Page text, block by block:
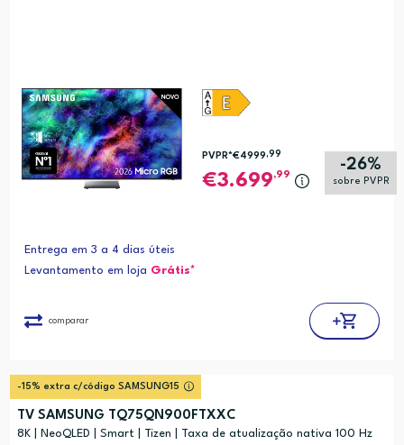
-26%
sobre PVPR
PVPR*€4999,99
3.699,99
Entrega em 3 a 4 dias úteis
Levantamento em loja Grátis*
comparar
-15% extra c/código SAMSUNG15
TV SAMSUNG TQ75QN900FTXXC
8K | NeoQLED | Smart | Tizen | Taxa de atualização nativa 100 Hz